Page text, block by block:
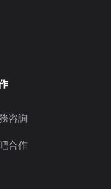
咨詢
合作